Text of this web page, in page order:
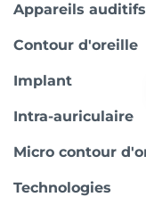
Appareils auditifs
Contour d'oreille
Implant
Intra-auriculaire
Micro contour
Technologies